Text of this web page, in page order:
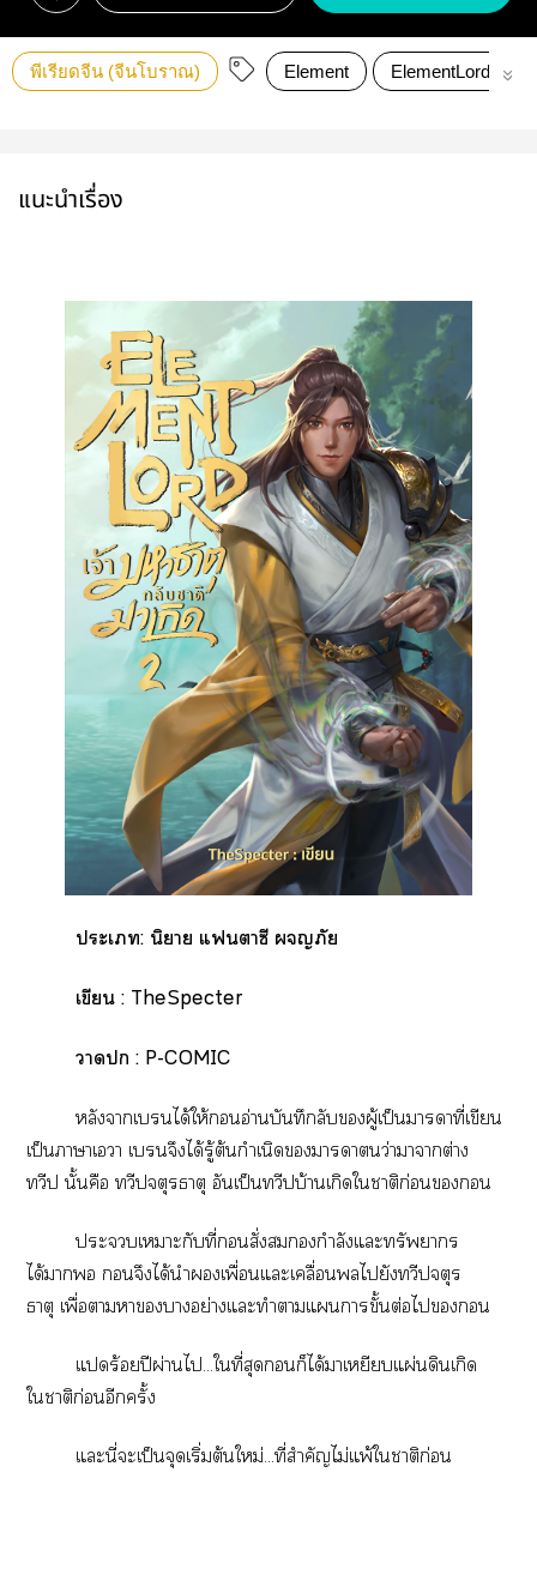
พีเรียดจีน (จีนโบราณ) Element ElementLord
แนะนำเรื่อง
ะเ: นิยาย แาซี ภัย
เขียน : TheSpecter
า : P-COMIC
หลังาเบได้ให้นอ่านบันทึกลับผู้เป็นาาที่เขียน
เป็นาาเา เบจึงได้รู้ต้นกำเนิดาาว่าาาต่าง
ทวีปนั้นคือ ทวีปจตุรธาตุ อันเป็นทวีปบ้านเกิดใาติก่อนน
ะเาะกับที่นสั่งสมกำลังแะทรัพยากร
ได้า นจึงได้นำเพื่อนแะเคลื่อนไยังทวีปจตุร
ธาตุ เพื่อาาาอย่างแะทำาแารขั้นต่อไน
แร้อยปีผ่านไ...ใที่สุดนก็ได้าเหยียบแผ่นดินเกิด
ใาติก่อนอีกครั้ง
แะนี่ะเป็นจุดเริ่มต้นใหม่...ที่สำคัญไม่แพ้ใาติก่อน